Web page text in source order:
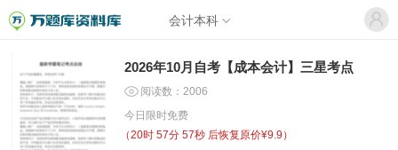
会计本科
2026年10月自考【成本会计】三星考点
阅读数：2006
今日限时免费
（20时 57分 57秒 后恢复原价¥9.9）